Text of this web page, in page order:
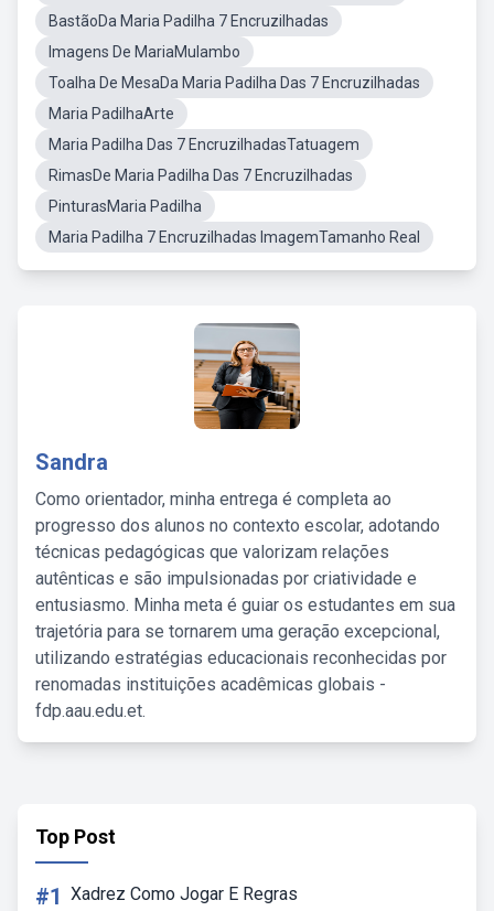
BastãoDa Maria Padilha 7 Encruzilhadas
Imagens De MariaMulambo
Toalha De MesaDa Maria Padilha Das 7 Encruzilhadas
Maria PadilhaArte
Maria Padilha Das 7 EncruzilhadasTatuagem
RimasDe Maria Padilha Das 7 Encruzilhadas
PinturasMaria Padilha
Maria Padilha 7 Encruzilhadas ImagemTamanho Real
Sandra
Como orientador, minha entrega é completa ao
progresso dos alunos no contexto escolar, adotando
técnicas pedagógicas que valorizam relações
autênticas e são impulsionadas por criatividade e
entusiasmo. Minha meta é guiar os estudantes em sua
trajetória para se tornarem uma geração excepcional,
utilizando estratégias educacionais reconhecidas por
renomadas instituições acadêmicas globais -
fdp.aau.edu.et.
Top Post
#1 Xadrez Como Jogar E Regras